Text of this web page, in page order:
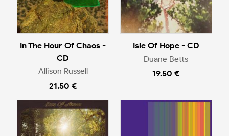
In The Hour Of Chaos -
CD
Allison Russell
21.50 €
Isle Of Hope - CD
Duane Betts
19.50 €